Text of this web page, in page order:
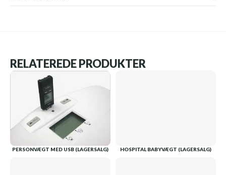
RELATEREDE PRODUKTER
PERSONVÆGT MED USB (LAGERSALG) HOSPITAL BABYVÆGT (LAGERSALG)